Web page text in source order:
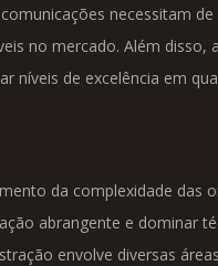
necessitam
no mercado. Além disso,
níveis de excelência em
da complexidade das
abrangente e dominar
envolve diversas